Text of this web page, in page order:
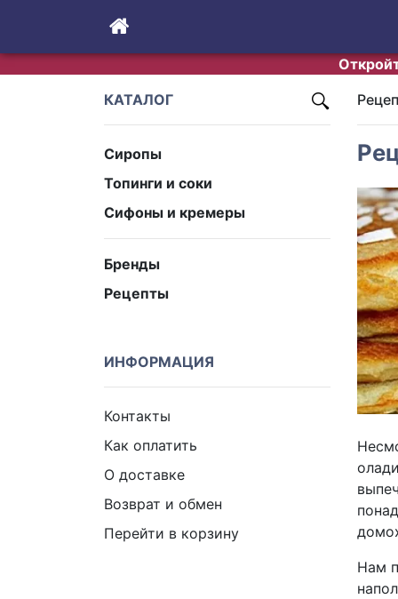
КАТАЛОГ
Сиропы
Топинги и соки
Сифоны и кремеры
Бренды
Рецепты
ИНФОРМАЦИЯ
Контакты
Как оплатить
О доставке
Возврат и обмен
Перейти в корзину
Нам